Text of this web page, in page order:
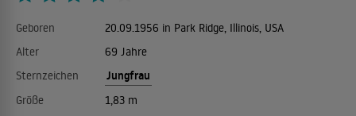
Geboren
20.09.1956 in Park Ridge, Illinois, USA
Alter
69 Jahre
Sternzeichen
Jungfrau
Größe
1,83 m